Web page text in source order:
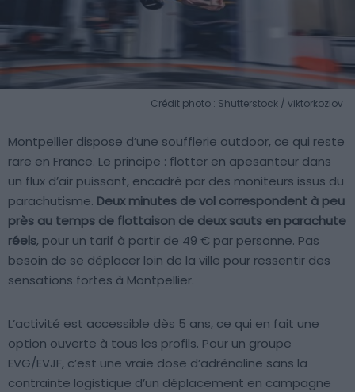
Crédit photo : Shutterstock / viktorkozlov
Montpellier dispose d’une soufflerie outdoor, ce qui reste
rare en France. Le principe : flotter en apesanteur dans
un flux d’air puissant, encadré par des moniteurs issus du
parachutisme. Deux minutes de vol correspondent à peu
près au temps de flottaison de deux sauts en parachute
réels, pour un tarif à partir de 49 € par personne. Pas
besoin de se déplacer loin de la ville pour ressentir des
sensations fortes à Montpellier.
L’activité est accessible dès 5 ans, ce qui en fait une
option ouverte à tous les profils. Pour un groupe
EVG/EVJF, c’est une vraie dose d’adrénaline sans la
contrainte logistique d’un déplacement en campagne